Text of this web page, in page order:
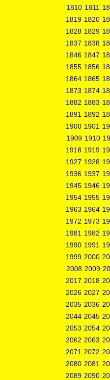
1810 1811
1819 1820
1828 1829
1837 1838
1846 1847
1855 1856
1864 1865
1873 1874
1882 1883
1891 1892
1900 1901
1909 1910
1918 1919
1927 1928
1936 1937
1945 1946
1954 1955
1963 1964
1972 1973
1981 1982
1990 1991
1999 2000
2008 2009
2017 2018
2026 2027
2035 2036
2044 2045
2053 2054
2062 2063
2071 2072
2080 2081
2089 2090